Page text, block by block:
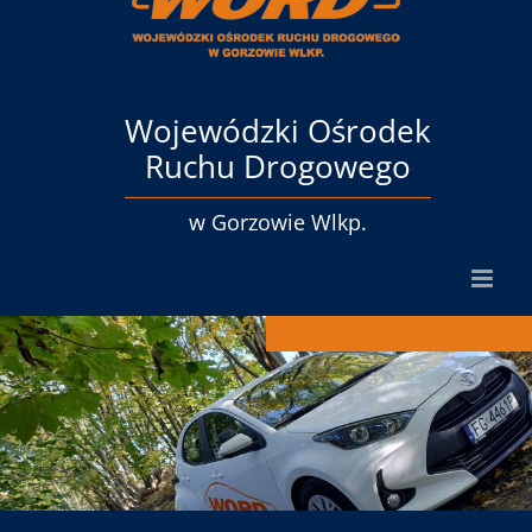
Wojewódzki Ośrodek
Ruchu Drogowego
w Gorzowie Wlkp.